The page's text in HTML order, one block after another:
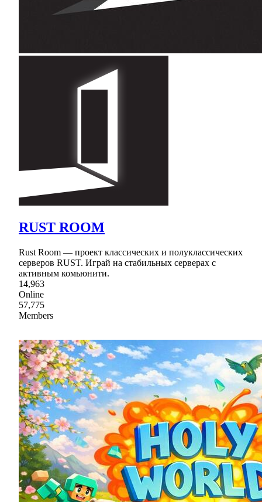
RUST ROOM
Rust Room — проект классических и полуклассических
серверов RUST. Играй на стабильных серверах с
активным комьюнити.
14,963
Online
57,775
Members